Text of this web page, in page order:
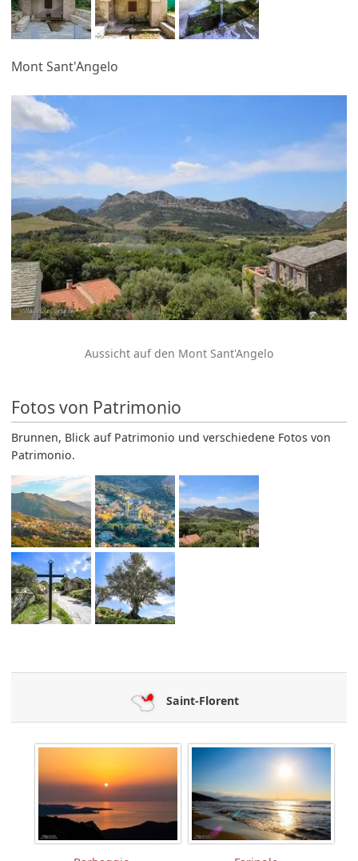
Mont Sant'Angelo
Aussicht auf den Mont Sant'Angelo
Fotos von Patrimonio
Brunnen, Blick auf Patrimonio und verschiedene Fotos von
Patrimonio.
Saint-Florent